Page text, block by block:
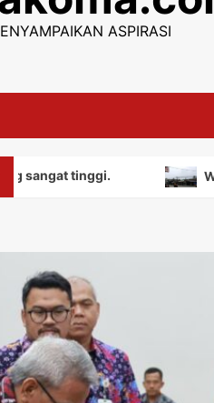
ASPIRASI
tinggi. Warga